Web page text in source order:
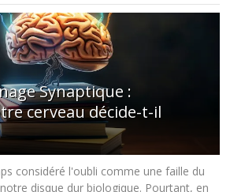
Synaptique :
cerveau décide-t-il
considéré l'oubli comme une faille du
disque dur biologique. Pourtant, en